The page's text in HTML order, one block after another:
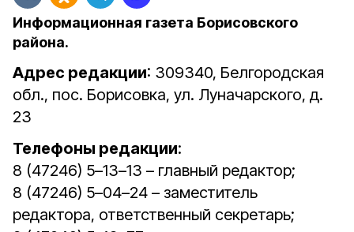
Информационная газета Борисовского
района.
Адрес редакции: 309340, Белгородская
обл., пос. Борисовка, ул. Луначарского, д.
23
Телефоны редакции:
8 (47246) 5–13–13 – главный редактор;
8 (47246) 5–04–24 – заместитель
редактора, ответственный секретарь;